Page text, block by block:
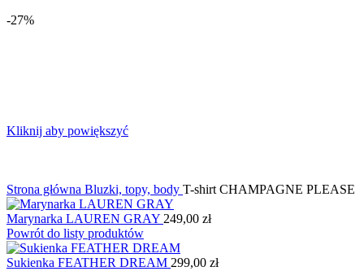
-27%
Kliknij aby powiększyć
Strona główna Bluzki, topy, body T-shirt CHAMPAGNE PLEASE
Marynarka LAUREN GRAY 249,00 zł
Powrót do listy produktów
Sukienka FEATHER DREAM 299,00 zł